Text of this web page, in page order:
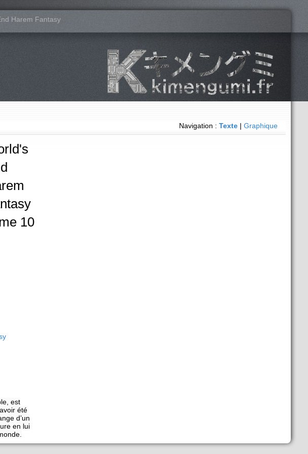
Harem Fantasy
Navigation :Texte |Graphique
10
est
été
d’un
en lui